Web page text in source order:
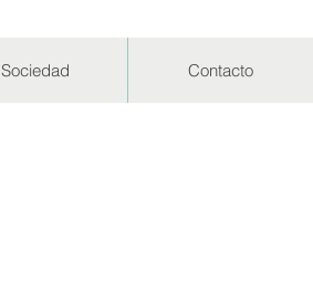
Sociedad Contacto